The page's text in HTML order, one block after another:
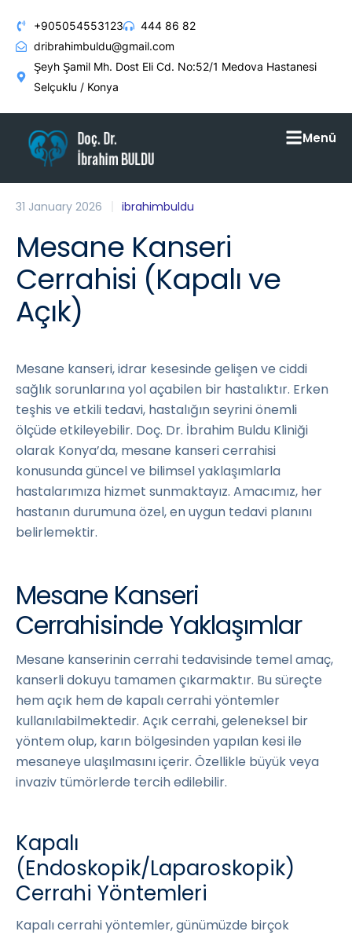
+905054553123
444 86 82
dribrahimbuldu@gmail.com
Şeyh Şamil Mh. Dost Eli Cd. No:52/1 Medova Hastanesi
Selçuklu / Konya
Menü
31 January 2026 ibrahimbuldu
Mesane Kanseri
Cerrahisi (Kapalı ve
Açık)
Mesane kanseri, idrar kesesinde gelişen ve ciddi
sağlık sorunlarına yol açabilen bir hastalıktır. Erken
teşhis ve etkili tedavi, hastalığın seyrini önemli
ölçüde etkileyebilir. Doç. Dr. İbrahim Buldu Kliniği
olarak Konya’da, mesane kanseri cerrahisi
konusunda güncel ve bilimsel yaklaşımlarla
hastalarımıza hizmet sunmaktayız. Amacımız, her
hastanın durumuna özel, en uygun tedavi planını
belirlemektir.
Mesane Kanseri
Cerrahisinde Yaklaşımlar
Mesane kanserinin cerrahi tedavisinde temel amaç,
kanserli dokuyu tamamen çıkarmaktır. Bu süreçte
hem açık hem de kapalı cerrahi yöntemler
kullanılabilmektedir. Açık cerrahi, geleneksel bir
yöntem olup, karın bölgesinden yapılan kesi ile
mesaneye ulaşılmasını içerir. Özellikle büyük veya
invaziv tümörlerde tercih edilebilir.
Kapalı
(Endoskopik/Laparoskopik)
Cerrahi Yöntemleri
Kapalı cerrahi yöntemler, günümüzde birçok